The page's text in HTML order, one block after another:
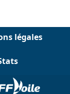
légales